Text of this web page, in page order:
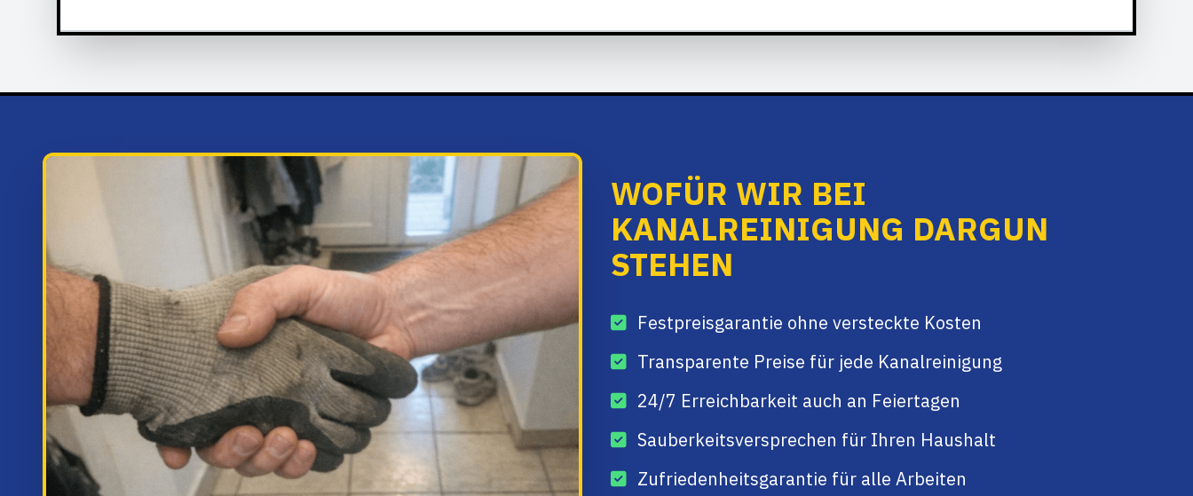
WOFÜR WIR BEI
KANALREINIGUNG DARGUN
STEHEN
Festpreisgarantie ohne versteckte Kosten
Transparente Preise für jede Kanalreinigung
24/7 Erreichbarkeit auch an Feiertagen
Sauberkeitsversprechen für Ihren Haushalt
Zufriedenheitsgarantie für alle Arbeiten